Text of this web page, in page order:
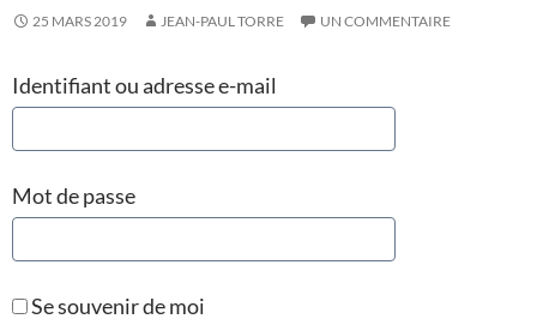
25 MARS 2019 JEAN-PAUL TORRE UN COMMENTAIRE
Identifiant ou adresse e-mail
Mot de passe
Se souvenir de moi